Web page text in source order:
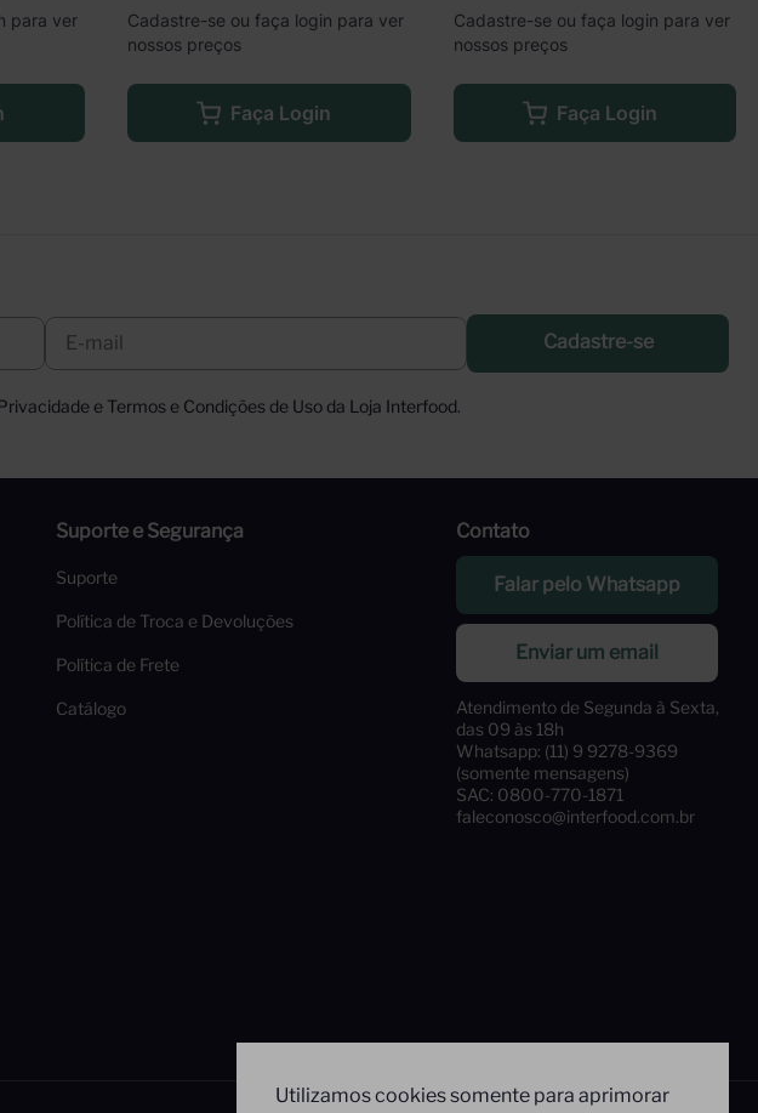
Utilizamos cookies somente para aprimorar
para ver
Cadastre-se ou faça login para ver
nossos preços
Faça Login
Cadastre-se ou faça login para ver
nossos preços
Faça Login
Cadastre-se
e Termos e Condições de Uso da Loja Interfood.
Suporte e Segurança
Suporte
Política de Troca e Devoluções
Política de Frete
Catálogo
Contato
Falar pelo Whatsapp
Enviar um email
Atendimento de Segunda à Sexta,
das 09 às 18h
Whatsapp: (11) 9 9278-9369
(somente mensagens)
SAC: 0800-770-1871
faleconosco@interfood.com.br